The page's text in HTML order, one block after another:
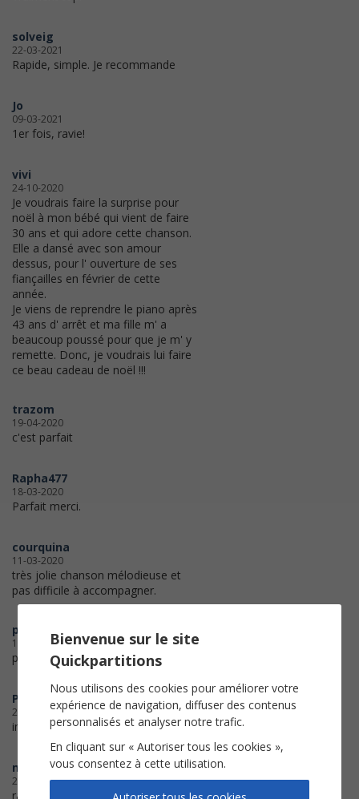
solveig
22-03-2021
Rapide, simple. Je recommande
Jo
09-03-2021
1er fois, ravie!
vivi
24-10-2020
Je voudrais faire la surprise pour
noël à mon bébé qui vient de faire
30 ans et qui adore cette chanson.
Elle a dansé avec son amour
dessus, pour l' ouverture de ses
fiançailles en février de cette
année.
Je viens de reprendre le piano après
43 ans d' arrêt et ma fille m' a
beaucoup poussé pour que je m' y
remette. Donc, je voudrais lui faire
ce beau cadeau de noël !!!
trazom
19-04-2020
c'est parfait
Rapha477
18-03-2020
Parfait merci.
courquina
11-03-2020
très jolie chanson mélodieuse et
pas difficile à accompagner.
pascale
18-10-2019
parfait!!
POUL
27-03-2018
impression correcte
mam
20-11-2017
rapide et efficace...pro, quoi !
Bienvenue sur le site
Quickpartitions
Nous utilisons des cookies pour améliorer votre
expérience de navigation, diffuser des contenus
personnalisés et analyser notre trafic.
En cliquant sur « Autoriser tous les cookies »,
vous consentez à cette utilisation.